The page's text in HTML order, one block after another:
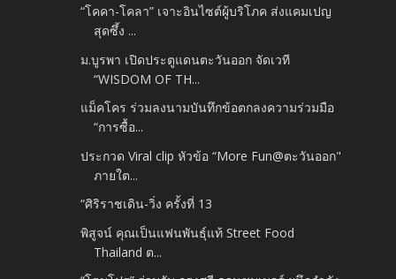
“โคคา-โคลา” เจาะอินไซต์ผู้บริโภค ส่งแคมเปญ
สุดซึ้ง ...
ม.บูรพา เปิดประตูแดนตะวันออก จัดเวที
“WISDOM OF TH...
แม็คโคร ร่วมลงนามบันทึกข้อตกลงความร่วมมือ
“การซื้อ...
ประกวด Viral clip หัวข้อ “More Fun@ตะวันออก"
ภายใต...
“ศิริราชเดิน-วิ่ง ครั้งที่ 13
พิสูจน์ คุณเป็นแฟนพันธุ์แท้ Street Food
Thailand ต...